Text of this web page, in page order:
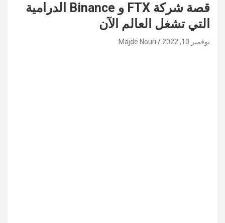
قصة شركة FTX و Binance الدرامية
التي تشغل العالم الآن
نوفمبر 10, 2022 Majde Nouri